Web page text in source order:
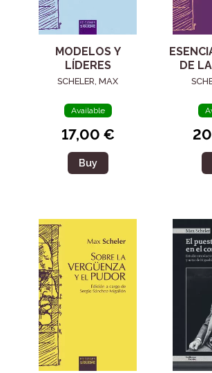
MODELOS Y
LÍDERES
SCHELER, MAX
Available
17,00 €
Buy
DE